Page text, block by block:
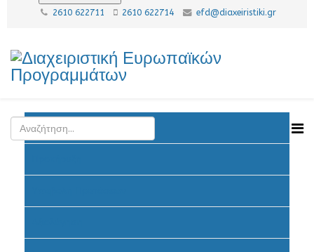
2610 622711 2610 622714 efd@diaxeiristiki.gr
Ανακοινώσεις